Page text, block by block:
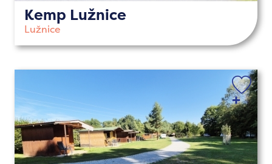
Kemp Lužnice
Lužnice